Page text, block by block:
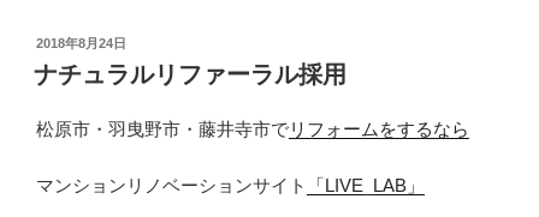
投
稿
日:
2018年8月24日
ナチュラルリファーラル採用
松原市・羽曳野市・藤井寺市でリフォームをするなら
マンションリノベーションサイト 「LIVE_LAB」